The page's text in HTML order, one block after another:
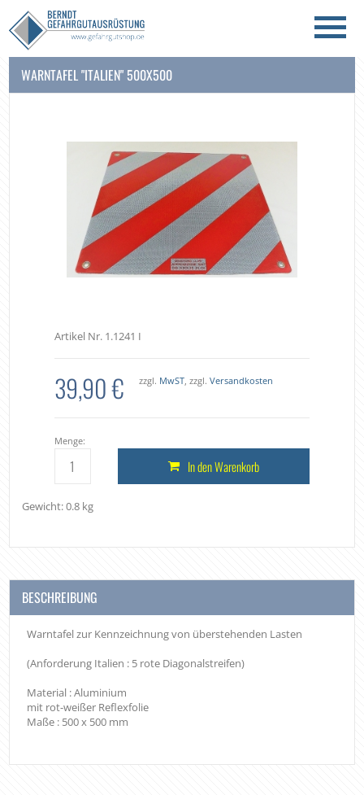
WARNTAFEL "ITALIEN" 500X500
Artikel Nr. 1.1241 I
39,90 € zzgl. MwST, zzgl. Versandkosten
Menge:
In den Warenkorb
Gewicht: 0.8 kg
BESCHREIBUNG
Warntafel zur Kennzeichnung von überstehenden Lasten
(Anforderung Italien : 5 rote Diagonalstreifen)
Material : Aluminium
mit rot-weißer Reflexfolie
Maße : 500 x 500 mm